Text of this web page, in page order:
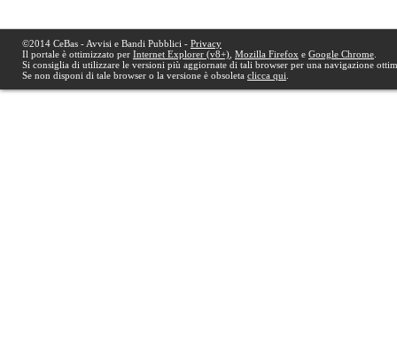
©2014 CeBas - Avvisi e Bandi Pubblici - Privacy
Il portale è ottimizzato per Internet Explorer (v8+) Mozilla Firefox e Google Chrome
Si consiglia di utilizzare le versioni più aggiornate di tali browser per una navigazione
Se non disponi di tale browser o la versione è obsoleta clicca qui